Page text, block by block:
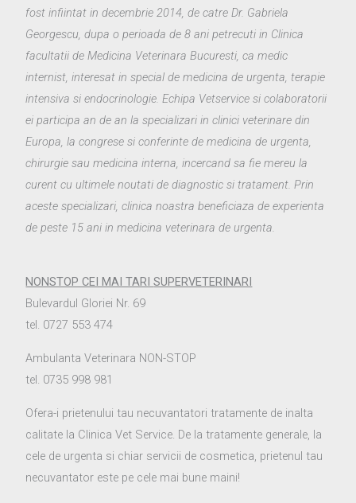
fost infiintat in decembrie 2014, de catre Dr. Gabriela
Georgescu, dupa o perioada de 8 ani petrecuti in Clinica
facultatii de Medicina Veterinara Bucuresti, ca medic
internist, interesat in special de medicina de urgenta, terapie
intensiva si endocrinologie. Echipa Vetservice si colaboratorii
ei participa an de an la specializari in clinici veterinare din
Europa, la congrese si conferinte de medicina de urgenta,
chirurgie sau medicina interna, incercand sa fie mereu la
curent cu ultimele noutati de diagnostic si tratament. Prin
aceste specializari, clinica noastra beneficiaza de experienta
de peste 15 ani in medicina veterinara de urgenta.
NONSTOP CEI MAI TARISUPERVETERINARI
Bulevardul Gloriei Nr. 69
tel. 0727 553 474
Ambulanta Veterinara NON-STOP
tel. 0735 998 981
Ofera-i prietenului tau necuvantatori tratamente de inalta
calitate la Clinica Vet Service. De la tratamente generale, la
cele de urgenta si chiar servicii de cosmetica, prietenul tau
necuvantator este pe cele mai bune maini!